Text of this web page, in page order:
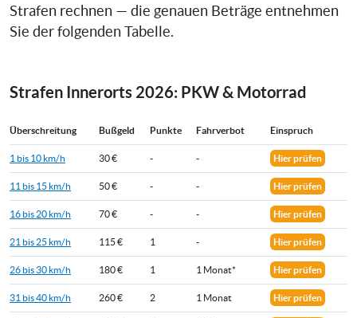
Strafen rechnen — die genauen Beträge entnehmen
Sie der folgenden Tabelle.
Strafen Innerorts 2026: PKW & Motorrad
Überschreitung Bußgeld Punkte Fahrverbot Einspruch
1 bis 10 km/h 30 € - - Hier prüfen
11 bis 15 km/h 50 € - - Hier prüfen
16 bis 20 km/h 70 € - - Hier prüfen
21 bis 25 km/h 115 € 1 - Hier prüfen
26 bis 30 km/h 180 € 1 1 Monat* Hier prüfen
31 bis 40 km/h 260 € 2 1 Monat Hier prüfen